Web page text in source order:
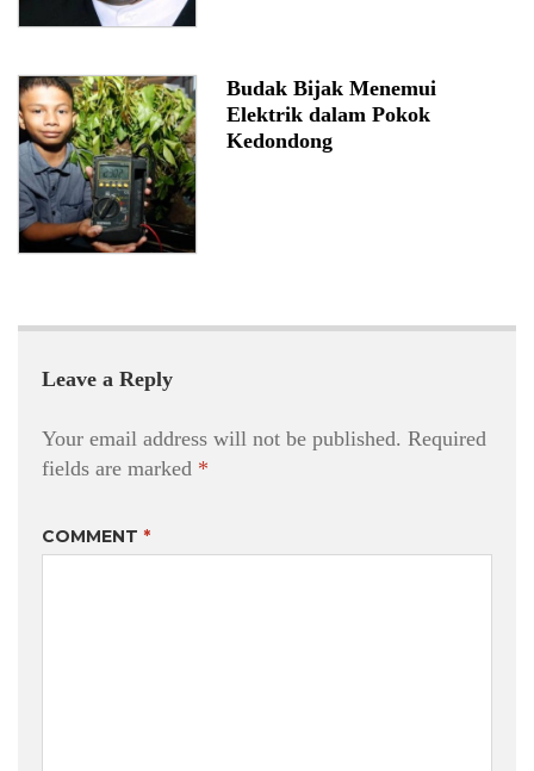
Budak Bijak Menemui
Elektrik dalam Pokok
Kedondong
Leave a Reply
Your email address will not be published. Required
fields are marked *
COMMENT *